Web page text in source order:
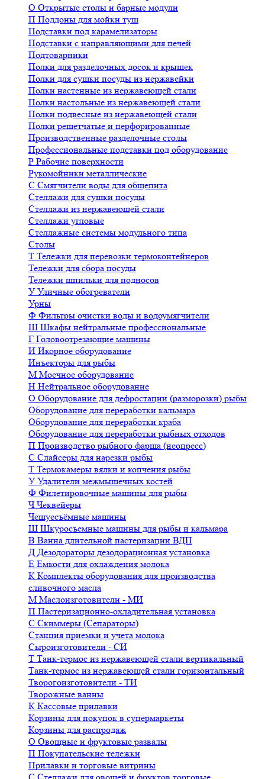
О Открытые столы и барные модули
П Поддоны для мойки туш
Подставки под карамелизаторы
Подставки с направляющими для печей
Подтоварники
Полки для разделочных досок и крышек
Полки для сушки посуды из нержавейки
Полки настенные из нержавеющей стали
Полки настольные из нержавеющей стали
Полки подвесные из нержавеющей стали
Полки решетчатые и перфорированные
Производственные разделочные столы
Профессиональные подставки под оборудование
Р Рабочие поверхности
Рукомойники металлические
С Смягчители воды для общепита
Стеллажи для сушки посуды
Стеллажи из нержавеющей стали
Стеллажи угловые
Стеллажные системы модульного типа
Столы
Т Тележки для перевозки термоконтейнеров
Тележки для сбора посуды
Тележки шпильки для подносов
У Уличные обогреватели
Урны
Ф Фильтры очистки воды и водоумягчители
Ш Шкафы нейтральные профессиональные
Г Головоотрезающие машины
И Икорное оборудование
Инъекторы для рыбы
М Моечное оборудование
Н Нейтральное оборудование
О Оборудование для дефростации (разморозки) рыбы
Оборудование для переработки кальмара
Оборудование для переработки краба
Оборудование для переработки рыбных отходов
П Производство рыбного фарша (неопресс)
С Слайсеры для нарезки рыбы
Т Термокамеры вялки и копчения рыбы
У Удалители межмышечных костей
Ф Филетировочные машины для рыбы
ЧЧеквейеры
Чешуесъёмные машины
Ш Шкуросъемные машины для рыбы и кальмара
В Ванна длительной пастеризации ВДП
Д Дезодораторы дезодорационная установка
Е Емкости для охлаждения молока
К Комплекты оборудования для производства
сливочного масла
М Маслоизготовители - МИ
П Пастеризационно-охладительная установка
С Скиммеры (Сепараторы)
Станция приемки и учета молока
Сыроизготовители - СИ
Т Танк-термос из нержавеющей стали вертикальный
Танк-термос из нержавеющей стали горизонтальный
Творогоизготовители - ТИ
Творожные ванны
К Кассовые прилавки
Корзины для покупок в супермаркеты
Корзины для распродаж
О Овощные и фруктовые развалы
П Покупательские тележки
Прилавки и торговые витрины